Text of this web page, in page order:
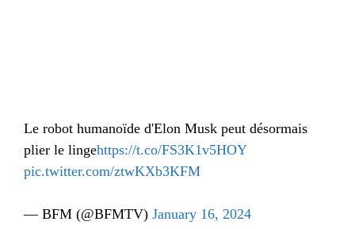
Le robot humanoïde d'Elon Musk peut désormais
plier le lingehttps://t.co/FS3K1v5HOY
pic.twitter.com/ztwKXb3KFM
— BFM (@BFMTV) January 16, 2024